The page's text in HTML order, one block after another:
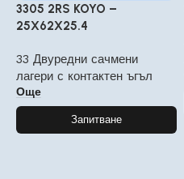
3305 2RS KOYO –
25X62X25.4
33 Двуредни сачмени
лагери с контактен ъгъл
Още
Запитване